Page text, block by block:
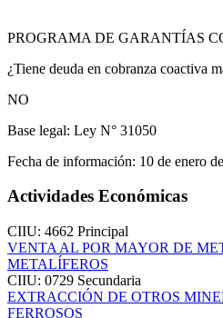
PROGRAMA DE GARANTÍAS
¿Tiene deuda en cobranza coactiva
NO
Base legal: Ley N° 31050
Fecha de información: 10 de enero
Actividades Económicas
CIIU: 4662 Principal
VENTA AL POR MAYOR DE
METALÍFEROS
CIIU: 0729 Secundaria
EXTRACCIÓN DE OTROS
FERROSOS